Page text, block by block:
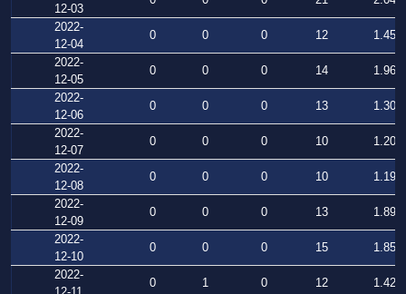
12-03
2022-
12-04
0 0 0 12
1.455
2022-
12-05
0 0 0 14
1.960
2022-
12-06
0 0 0 13
1.309
2022-
12-07
0 0 0 10
1.203
2022-
12-08
0 0 0 10
1.191
2022-
12-09
0 0 0 13
1.897
2022-
12-10
0 0 0 15
1.850
2022-
0 1 0 12
1.428